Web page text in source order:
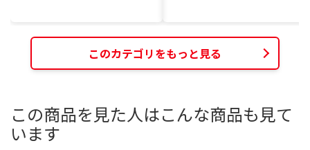
このカテゴリをもっと見る
この商品を見た人はこんな商品も見て
います